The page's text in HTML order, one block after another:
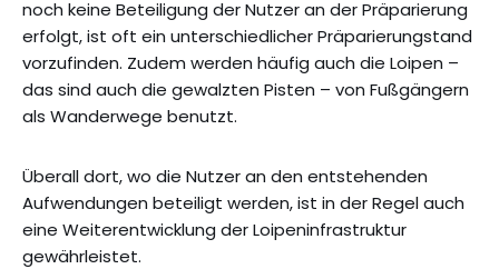
noch keine Beteiligung der Nutzer an der Präparierung
erfolgt, ist oft ein unterschiedlicher Präparierungstand
vorzufinden. Zudem werden häufig auch die Loipen –
das sind auch die gewalzten Pisten – von Fußgängern
als Wanderwege benutzt.
Überall dort, wo die Nutzer an den entstehenden
Aufwendungen beteiligt werden, ist in der Regel auch
eine Weiterentwicklung der Loipeninfrastruktur
gewährleistet.